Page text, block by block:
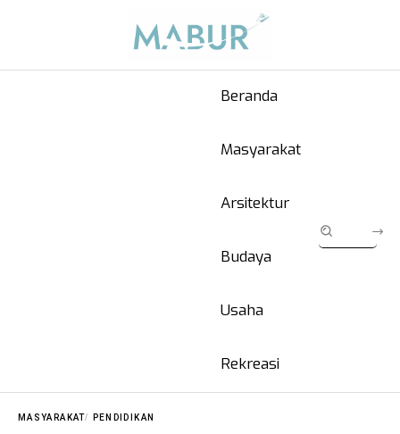
Beranda
Masyarakat
Arsitektur
Budaya
Usaha
Rekreasi
MASYARAKAT PENDIDIKAN